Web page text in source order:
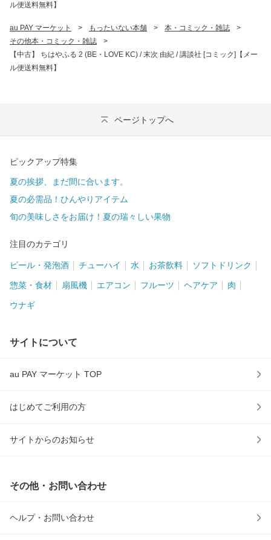
ル便送料無料】
au PAY マーケット > もったいない本舗 > 本・コミック・雑誌
>
その他本・コミック・雑誌
>
【中古】 ちはやふる 2 (BE・LOVE KC) / 末次 由紀 / 講談社 [コミック]【メー
ル便送料無料】
ページトップへ
ピックアップ特集
夏の挨拶、まだ間に合います。
夏の必需品！ひんやりアイテム
旬の美味しさをお届け！夏の瑞々しい果物
注目のカテゴリ
ビール・発泡酒 チューハイ 水 お茶飲料 ソフトドリンク
惣菜・食材 扇風機 エアコン フルーツ ヘアケア 肉
ウナギ
サイトについて
au PAY マーケット TOP
はじめてご利用の方
サイトからのお知らせ
その他・お問い合わせ
ヘルプ・お問い合わせ